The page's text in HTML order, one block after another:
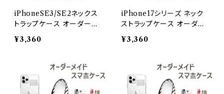
iPhoneSE3/SE2ネックス
トラップケース オーダーメ
イド
¥3,360
iPhone17シリーズ ネック
ストラップケース オーダー
メイドiPhone 17
¥3,360